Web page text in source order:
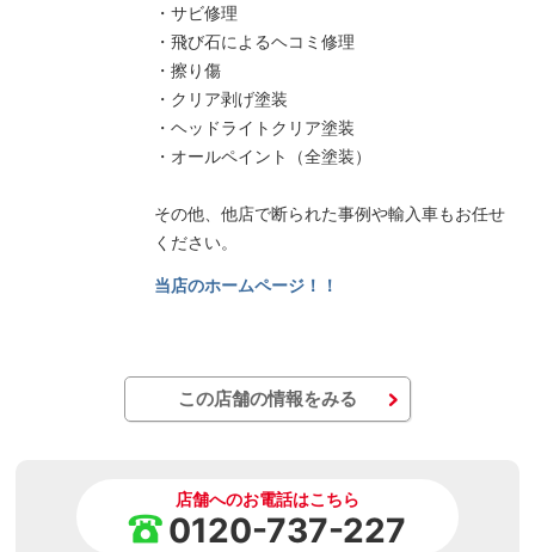
・サビ修理
・飛び石によるヘコミ修理
・擦り傷
・クリア剥げ塗装
・ヘッドライトクリア塗装
・オールペイント（全塗装）
その他、他店で断られた事例や輸入車もお任せ
ください。
当店のホームページ！！
この店舗の情報をみる
店舗へのお電話はこちら
0120-737-227